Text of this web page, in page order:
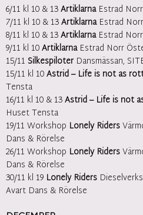
6/11 kl 10 & 13Artiklarna Estrad
7/11 kl 10 & 13Artiklarna Estrad
8/11 kl 10 & 13Artiklarna Estrad
9/11 kl 10Artiklarna Estrad Norr
15/11 Silkespiloter Dansmässan,
15/11 kl 10Astrid – Life is not as
Tensta
16/11 kl 10 & 13Astrid – Life is not
Huset Tensta
19/11 Workshop Lonely Riders
Dans & Rörelse
26/11 Workshop Lonely Riders
Dans & Rörelse
30/11 kl 19 Lonely Riders
Avart Dans & Rörelse